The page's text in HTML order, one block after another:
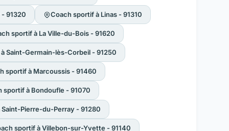
91320 Coach sportif à Linas - 91310
sportif à La Ville-du-Bois - 91620
Saint-Germain-lès-Corbeil - 91250
sportif à Marcoussis - 91460
sportif à Bondoufle - 91070
Pierre-du-Perray - 91280
sportif à Villebon-sur-Yvette - 91140